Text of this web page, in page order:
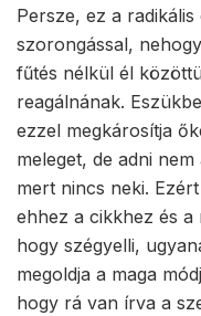
Persze, ez a
szorongással,
fűtés nélkül él
reagálnának.
ezzel megkárosítja
meleget, de adni
mert nincs neki.
ehhez a cikkhez és a
hogy szégyelli,
megoldja a maga
hogy rá van írva a